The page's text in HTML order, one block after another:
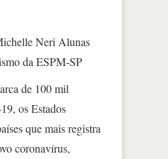
Neri Alunas
da ESPM-SP
de 100 mil
os Estados
que mais registra
coronavírus,